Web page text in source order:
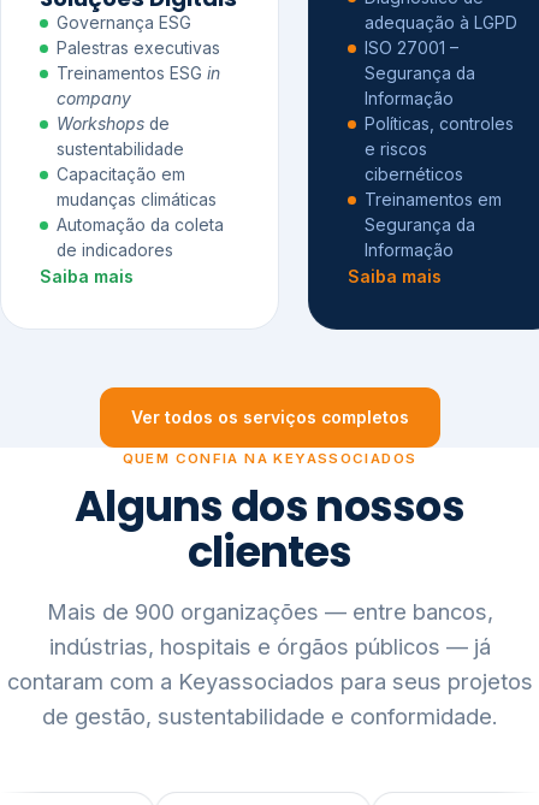
Governança ESG
Palestras executivas
Treinamentos ESG in
company
Workshops de
sustentabilidade
Capacitação em
mudanças climáticas
Automação da coleta
de indicadores
Saiba mais
adequação à LGPD
ISO 27001 –
Segurança da
Informação
Políticas, controles
e riscos
cibernéticos
Treinamentos em
Segurança da
Informação
Saiba mais
Ver todos os serviços completos
QUEM CONFIA NA KEYASSOCIADOS
Alguns dos nossos
clientes
Mais de 900 organizações — entre bancos,
indústrias, hospitais e órgãos públicos — já
contaram com a Keyassociados para seus projetos
de gestão, sustentabilidade e conformidade.